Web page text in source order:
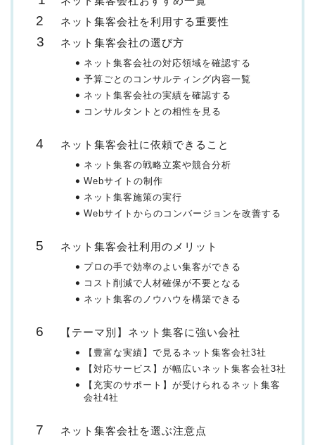
ネット集客会社を利用する重要性
ネット集客会社の選び方
ネット集客会社の対応領域を確認する
予算ごとのコンサルティング内容一覧
ネット集客会社の実績を確認する
コンサルタントとの相性を見る
ネット集客会社に依頼できること
ネット集客の戦略立案や競合分析
Webサイトの制作
ネット集客施策の実行
Webサイトからのコンバージョンを改善する
ネット集客会社利用のメリット
プロの手で効率のよい集客ができる
コスト削減で人材確保が不要となる
ネット集客のノウハウを構築できる
【テーマ別】ネット集客に強い会社
【豊富な実績】で見るネット集客会社3社
【対応サービス】が幅広いネット集客会社3社
【充実のサポート】が受けられるネット集客
会社4社
ネット集客会社を選ぶ注意点